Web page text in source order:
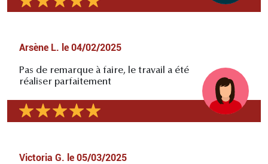
Arsène L. le 04/02/2025
Pas de remarque à faire, le travail a été
réaliser parfaitement
Victoria G. le 05/03/2025